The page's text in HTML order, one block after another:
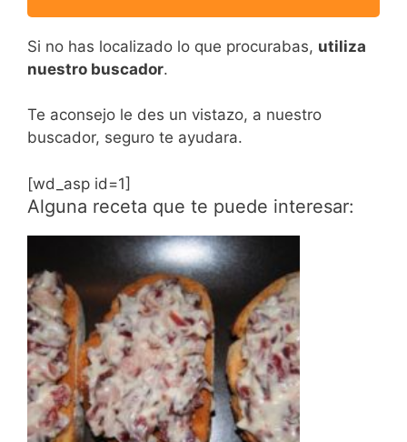
Si no has localizado lo que procurabas, utiliza
nuestro buscador.
Te aconsejo le des un vistazo, a nuestro
buscador, seguro te ayudara.
[wd_asp id=1]
Alguna receta que te puede interesar: